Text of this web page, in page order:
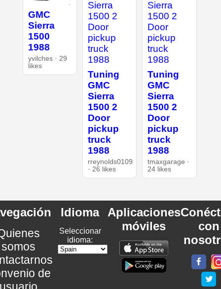
GMC
Sierra
1500
1988
yvilches · 29
likes
Tuning
GMC
Sierra
1500 2
Door
pickup
truck
1988
rreynolds0109
· 26 likes
Tuning
GMC
Sierra
1500 2
Door
pickup
truck
1988
tmaxgarage ·
24 likes
somos
de
Idioma
Seleccionar
idioma:
Aplicaciones
móviles
con